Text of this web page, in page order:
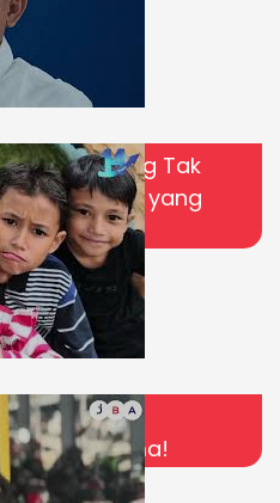
Lelah yang Tak
Harapan yang
Lokasi Baru:
Pertama!